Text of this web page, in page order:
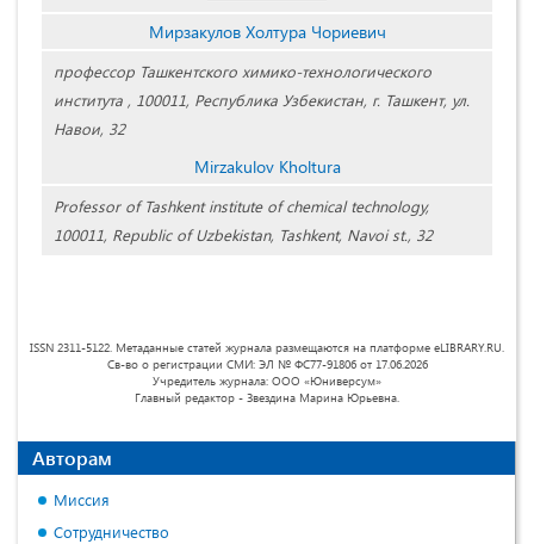
Мирзакулов Холтура Чориевич
профессор Ташкентского химико-технологического
института , 100011, Республика Узбекистан, г. Ташкент, ул.
Навои, 32
Mirzakulov Kholtura
Professor of Tashkent institute of chemical technology,
100011, Republic of Uzbekistan, Tashkent, Navoi st., 32
ISSN 2311-5122. Метаданные статей журнала размещаются на платформе eLIBRARY.RU.
Св-во о регистрации СМИ: ЭЛ № ФС77-91806 от 17.06.2026
Учредитель журнала: ООО «Юниверсум»
Главный редактор - Звездина Марина Юрьевна.
Авторам
Миссия
Сотрудничество